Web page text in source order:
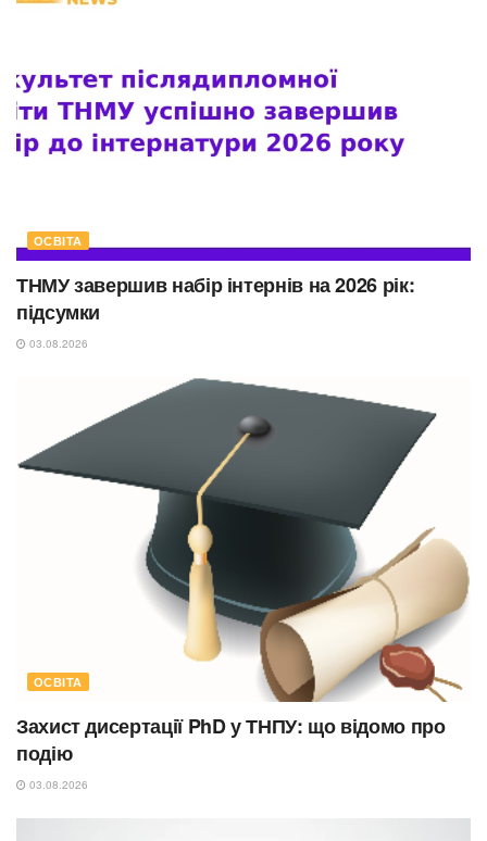
ОСВІТА
ТНМУ завершив набір інтернів на 2026 рік:
підсумки
03.08.2026
ОСВІТА
Захист дисертації PhD у ТНПУ: що відомо про
подію
03.08.2026